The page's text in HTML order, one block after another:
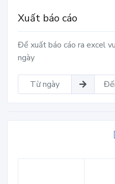
Xuất báo cáo
Để xuất báo cáo ra excel
ngày